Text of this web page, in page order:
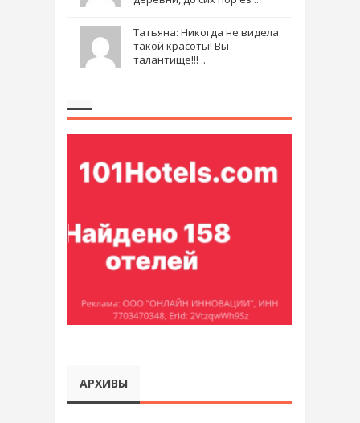
Татьяна: Никогда не видела
такой красоты! Вы -
талантище!!! ..
АРХИВЫ